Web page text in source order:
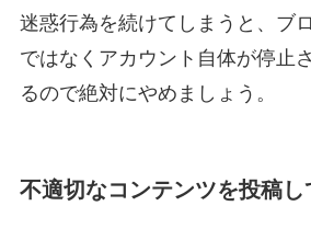
迷惑行為を続けてしまうと、ブ
ではなくアカウント自体が停止
るので絶対にやめましょう。
不適切なコンテンツを投稿し